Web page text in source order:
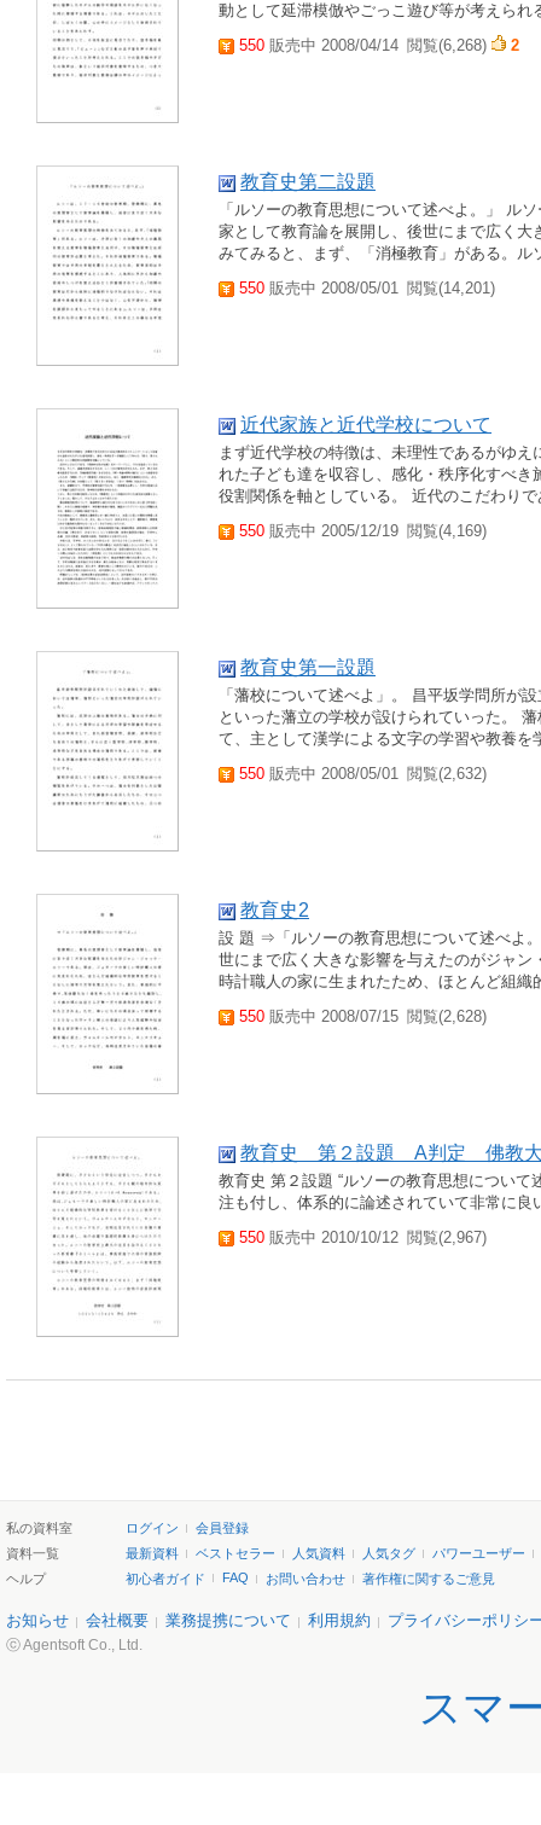
動として延滞模倣やごっこ遊び等が考えら
550 販売中 2008/04/14 閲覧(6,268) 2
教育史第二設題
「ルソーの教育思想について述べよ。」 ル
家として教育論を展開し、後世にまで広く
みてみると、まず、「消極教育」がある。
550 販売中 2008/05/01 閲覧(14,201)
近代家族と近代学校について
まず近代学校の特徴は、未理性であるがゆ
れた子ども達を収容し、感化・秩序化すべ
役割関係を軸としている。 近代のこだわり
550 販売中 2005/12/19 閲覧(4,169)
教育史第一設題
「藩校について述べよ」。 昌平坂学問所が
といった藩立の学校が設けられていった。
て、主として漢学による文字の学習や教養
550 販売中 2008/05/01 閲覧(2,632)
教育史2
設 題 ⇒「ルソーの教育思想について述べよ
世にまで広く大きな影響を与えたのがジャ
時計職人の家に生まれたため、ほとんど組
550 販売中 2008/07/15 閲覧(2,628)
教育史 第２設題 A判定 佛教
教育史 第２設題 “ルソーの教育思想につい
注も付し、体系的に論述されていて非常に
550 販売中 2010/10/12 閲覧(2,967)
私の資料室 ログイン
会員登録
資料一覧
最新資料 ベストセラー 人気資料 人気タグ
パワーユーザー
ヘルプ
初心者ガイド FAQ お問い合わせ 著作権に関するご意見
お知らせ 会社概要 業務提携について 利用規約 プライバシーポリシ
ⓒ Agentsoft Co., Ltd.
スマ